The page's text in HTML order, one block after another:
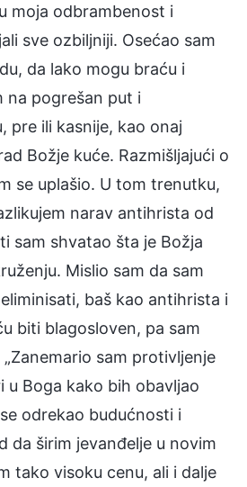
moja odbrambenost i
sve ozbiljniji. Osećao sam
da lako mogu braću i
na pogrešan put i
pre ili kasnije, kao onaj
Božje kuće. Razmišljajući o
se uplašio. U tom trenutku,
narav antihrista od
sam shvatao šta je Božja
Mislio sam da sam
baš kao antihrista i
biti blagosloven, pa sam
sam protivljenje
u Boga kako bih obavljao
odrekao budućnosti i
da širim jevanđelje u novim
tako visoku cenu, ali i dalje